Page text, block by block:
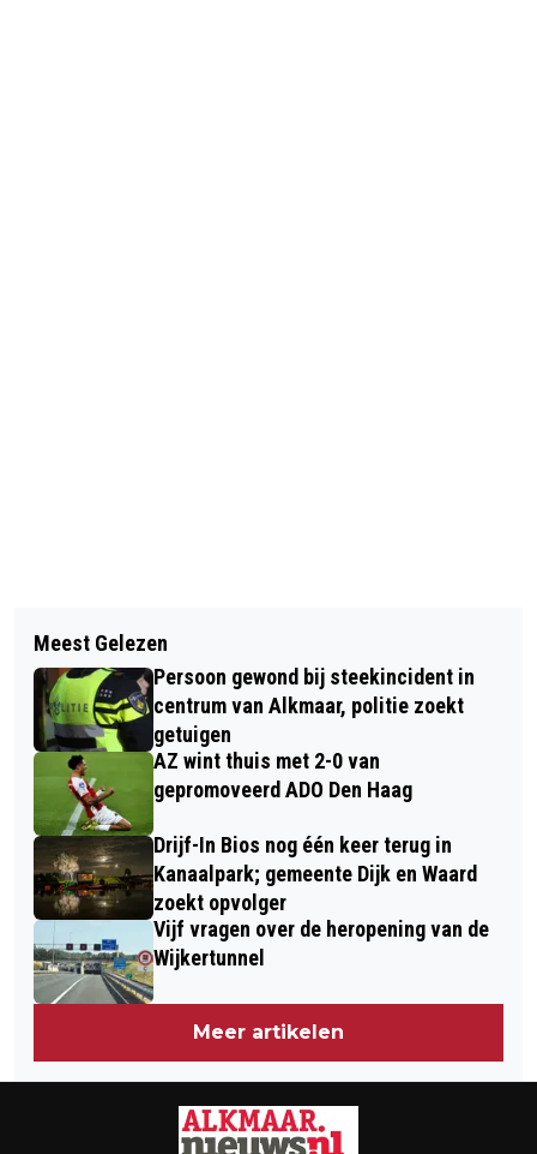
PLATENBEURS VINYLLY AANKOMENDE
ZONDAG IN VICTORIE ALKMAAR
OP REIS NAAR JEZELF DOOR
COACHING MET PAARDEN
Meest Gelezen
Persoon gewond bij steekincident in
centrum van Alkmaar, politie zoekt
getuigen
AZ wint thuis met 2-0 van
gepromoveerd ADO Den Haag
Drijf-In Bios nog één keer terug in
Kanaalpark; gemeente Dijk en Waard
zoekt opvolger
Vijf vragen over de heropening van de
Wijkertunnel
Meer artikelen